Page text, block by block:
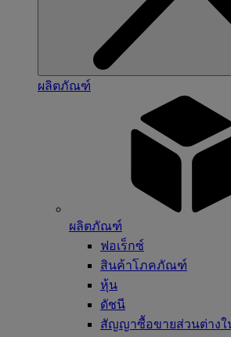
ผลิตภัณฑ์
ผลิตภัณฑ์
ฟอเร็กซ์
สินค้าโภคภัณฑ์
หุ้น
ดัชนี
สัญญาซื้อขายส่วนต่างใ